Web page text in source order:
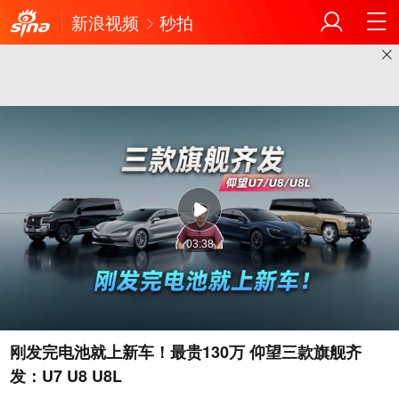
新浪视频 秒拍
03:38
刚发完电池就上新车！最贵130万 仰望三款旗舰齐